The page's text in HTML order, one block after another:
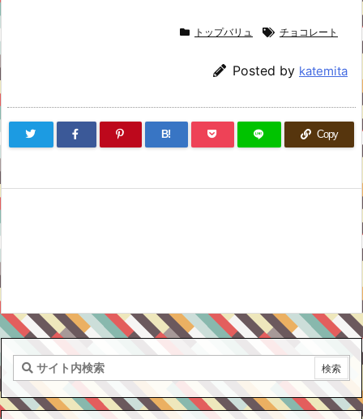
トップバリュ チョコレート
Posted by katemita
B! Copy